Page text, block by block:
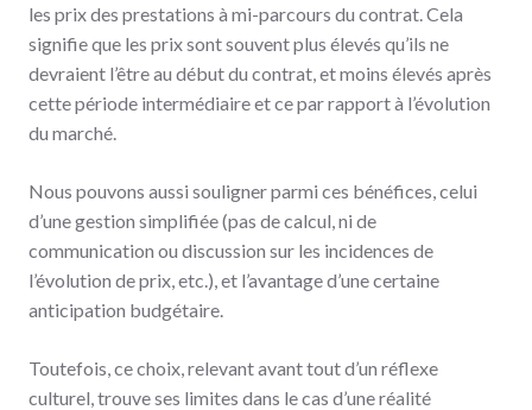
les prix des prestations à mi-parcours du contrat. Cela
signifie que les prix sont souvent plus élevés qu’ils ne
devraient l’être au début du contrat, et moins élevés après
cette période intermédiaire et ce par rapport à l’évolution
du marché.
Nous pouvons aussi souligner parmi ces bénéfices, celui
d’une gestion simplifiée (pas de calcul, ni de
communication ou discussion sur les incidences de
l’évolution de prix, etc.), et l’avantage d’une certaine
anticipation budgétaire.
Toutefois, ce choix, relevant avant tout d’un réflexe
culturel, trouve ses limites dans le cas d’une réalité